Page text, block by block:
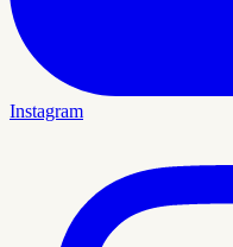
Instagram